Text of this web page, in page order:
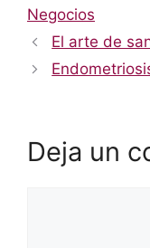
Negocios
El arte de
Deja un